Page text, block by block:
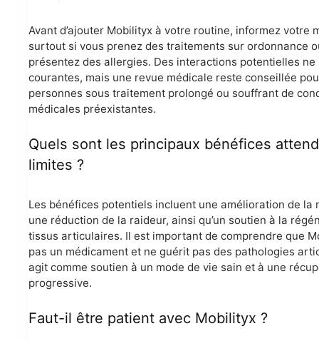
Avant d’ajouter Mobilityx à votre routine, informez votre
surtout si vous prenez des traitements sur ordonnance
présentez des allergies. Des interactions potentielles ne
courantes, mais une revue médicale reste conseillée
personnes sous traitement prolongé ou souffrant de
médicales préexistantes.
Quels sont les principaux bénéfices
limites ?
Les bénéfices potentiels incluent une amélioration de la
une réduction de la raideur, ainsi qu’un soutien à la
tissus articulaires. Il est important de comprendre que
pas un médicament et ne guérit pas des pathologies
agit comme soutien à un mode de vie sain et à une
progressive.
Faut-il être patient avec Mobilityx ?